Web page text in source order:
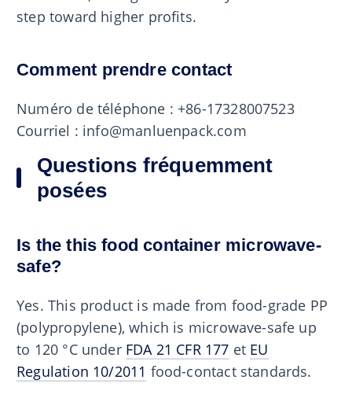
step toward higher profits.
Comment prendre contact
Numéro de téléphone : +86-17328007523
Courriel : info@manluenpack.com
Questions fréquemment
posées
Is the this food container microwave-
safe?
Yes. This product is made from food-grade PP
(polypropylene), which is microwave-safe up
to 120 °C under FDA 21 CFR 177 et EU
Regulation 10/2011 food-contact standards.